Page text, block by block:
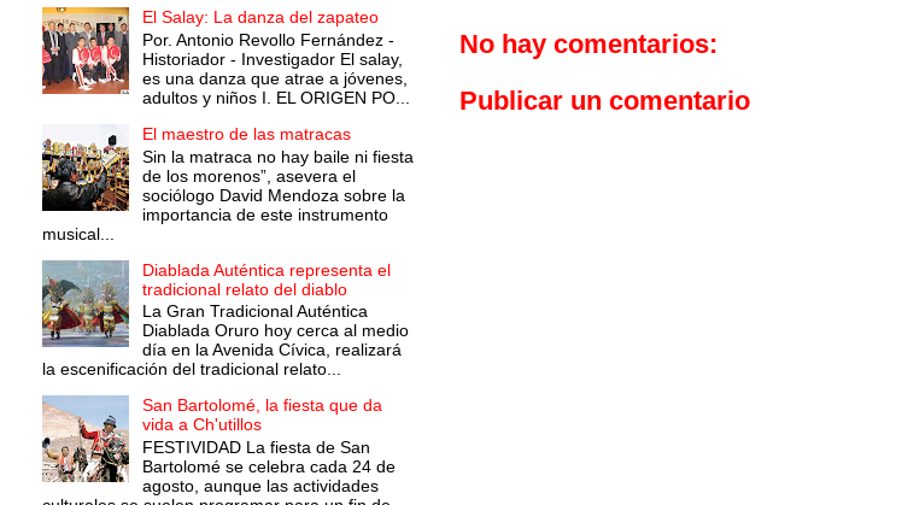
No hay comentarios:
Publicar un comentario
El Salay: La danza del zapateo
Por. Antonio Revollo Fernández -
Historiador - Investigador El salay,
es una danza que atrae a jóvenes,
adultos y niños I. EL ORIGEN PO...
El maestro de las matracas
Sin la matraca no hay baile ni fiesta
de los morenos”, asevera el
sociólogo David Mendoza sobre la
importancia de este instrumento
musical...
Diablada Auténtica representa el
tradicional relato del diablo
La Gran Tradicional Auténtica
Diablada Oruro hoy cerca al medio
día en la Avenida Cívica, realizará
la escenificación del tradicional relato...
San Bartolomé, la fiesta que da
vida a Ch'utillos
FESTIVIDAD La fiesta de San
Bartolomé se celebra cada 24 de
agosto, aunque las actividades